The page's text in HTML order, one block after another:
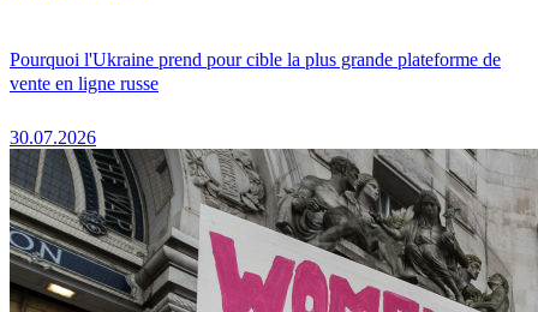
Pourquoi l'Ukraine prend pour cible la plus grande plateforme de
vente en ligne russe
30.07.2026